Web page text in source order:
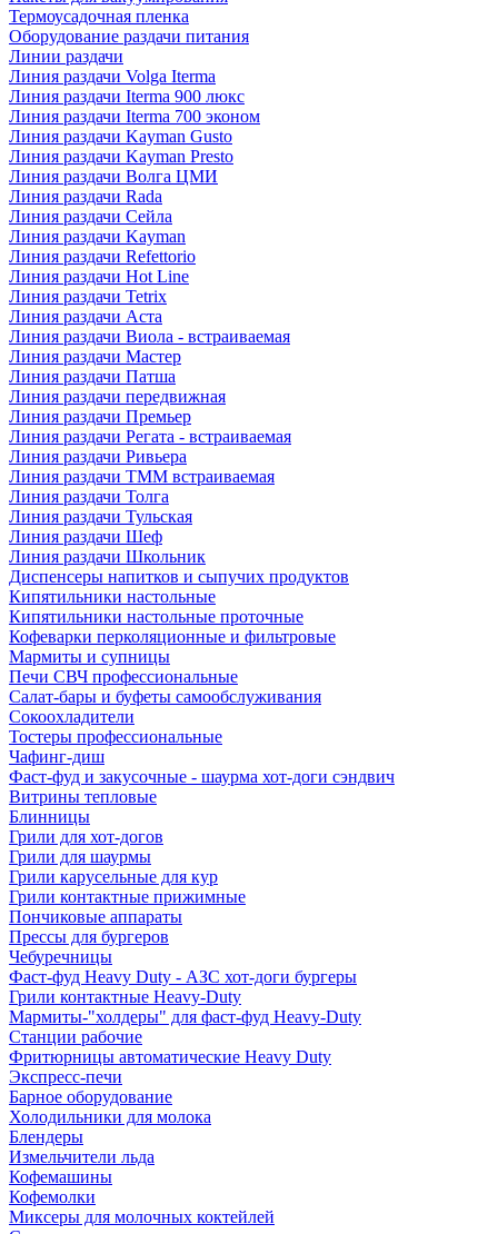
Термоусадочная пленка
Оборудование раздачи питания
Линии раздачи
Линия раздачи Volga Iterma
Линия раздачи Iterma 900 люкс
Линия раздачи Iterma 700 эконом
Линия раздачи Kayman Gusto
Линия раздачи Kayman Presto
Линия раздачи Волга ЦМИ
Линия раздачи Rada
Линия раздачи Сейла
Линия раздачи Kayman
Линия раздачи Refettorio
Линия раздачи Hot Line
Линия раздачи Tetrix
Линия раздачи Аста
Линия раздачи Виола - встраиваемая
Линия раздачи Мастер
Линия раздачи Патша
Линия раздачи передвижная
Линия раздачи Премьер
Линия раздачи Регата - встраиваемая
Линия раздачи Ривьера
Линия раздачи ТММ встраиваемая
Линия раздачи Толга
Линия раздачи Тульская
Линия раздачи Шеф
Линия раздачи Школьник
Диспенсеры напитков и сыпучих продуктов
Кипятильники настольные
Кипятильники настольные проточные
Кофеварки перколяционные и фильтровые
Мармиты и супницы
Печи СВЧ профессиональные
Салат-бары и буфеты самообслуживания
Сокоохладители
Тостеры профессиональные
Чафинг-диш
Фаст-фуд и закусочные - шаурма хот-доги сэндвич
Витрины тепловые
Блинницы
Грили для хот-догов
Грили для шаурмы
Грили карусельные для кур
Грили контактные прижимные
Пончиковые аппараты
Прессы для бургеров
Чебуречницы
Фаст-фуд Heavy Duty - АЗС хот-доги бургеры
Грили контактные Heavy-Duty
Мармиты-"холдеры" для фаст-фуд Heavy-Duty
Станции рабочие
Фритюрницы автоматические Heavy Duty
Экспресс-печи
Барное оборудование
Холодильники для молока
Блендеры
Измельчители льда
Кофемашины
Кофемолки
Миксеры для молочных коктейлей